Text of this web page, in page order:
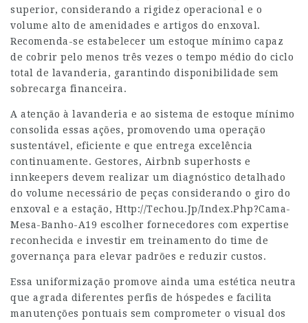
superior, considerando a rigidez operacional e o
volume alto de amenidades e artigos do enxoval.
Recomenda-se estabelecer um estoque mínimo capaz
de cobrir pelo menos três vezes o tempo médio do ciclo
total de lavanderia, garantindo disponibilidade sem
sobrecarga financeira.
A atenção à lavanderia e ao sistema de estoque mínimo
consolida essas ações, promovendo uma operação
sustentável, eficiente e que entrega excelência
continuamente. Gestores, Airbnb superhosts e
innkeepers devem realizar um diagnóstico detalhado
do volume necessário de peças considerando o giro do
enxoval e a estação, Http://Techou.Jp/Index.Php?Cama-
Mesa-Banho-A19 escolher fornecedores com expertise
reconhecida e investir em treinamento do time de
governança para elevar padrões e reduzir custos.
Essa uniformização promove ainda uma estética neutra
que agrada diferentes perfis de hóspedes e facilita
manutenções pontuais sem comprometer o visual dos